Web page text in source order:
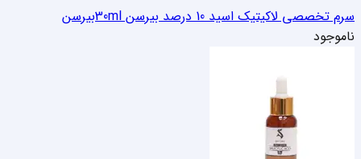
سرم تخصصی لاکیتیک اسید 10 درصد بیرسن 30ml
بیرسن
ناموجود